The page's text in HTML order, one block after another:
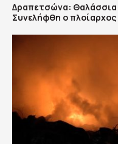
Δραπετσώνα: Θαλάσσια
Συνελήφθη ο